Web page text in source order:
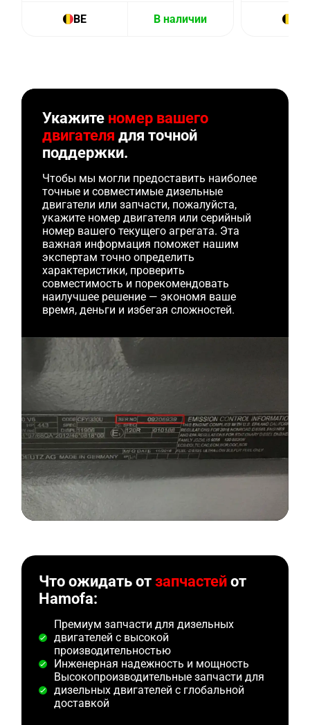
BE В наличии
Укажите номер вашего
двигателя для точной
поддержки.
Чтобы мы могли предоставить наиболее
точные и совместимые дизельные
двигатели или запчасти, пожалуйста,
укажите номер двигателя или серийный
номер вашего текущего агрегата. Эта
важная информация поможет нашим
экспертам точно определить
характеристики, проверить
совместимость и порекомендовать
наилучшее решение — экономя ваше
время, деньги и избегая сложностей.
Что ожидать отзапчастей от
Hamofa:
Премиум запчасти для дизельных
двигателей с высокой
производительностью
Инженерная надежность и мощность
Высокопроизводительные запчасти для
дизельных двигателей с глобальной
доставкой